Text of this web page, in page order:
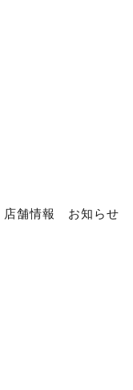
店舗情報 お知らせ